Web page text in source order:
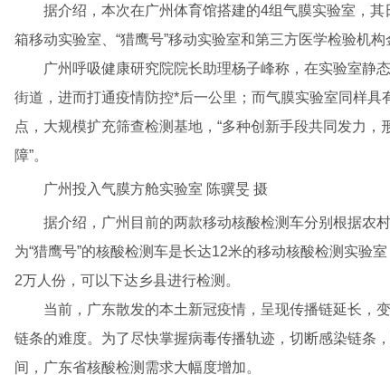
据介绍，本次在广州体育馆搭建的4组气膜实验室，其
箱移动实验室、“猎鹰号”移动实验室和第三方医学检验机
广州呼吸健康研究院院长助理杨子峰称，在实验室静
街道，进而打通疫情防控*后一公里；而气膜实验室同样具
点，大规模扩充筛查检测基地，“多种创新手段共同发力
障”。
广州投入气膜方舱实验室 陈骥旻 摄
据介绍，广州目前的两款移动核酸检测车分别根据农村
为“猎鹰号”的核酸检测车是长达12米的移动核酸检测实验
2万人份，可以下达乡县进行检测。
当前，广东散发的本土新冠疫情，呈现传播链延长，
链条的难度。为了尽快掌握病毒传播轨迹，切断感染链条
间，广东省核酸检测需求大幅度增加。